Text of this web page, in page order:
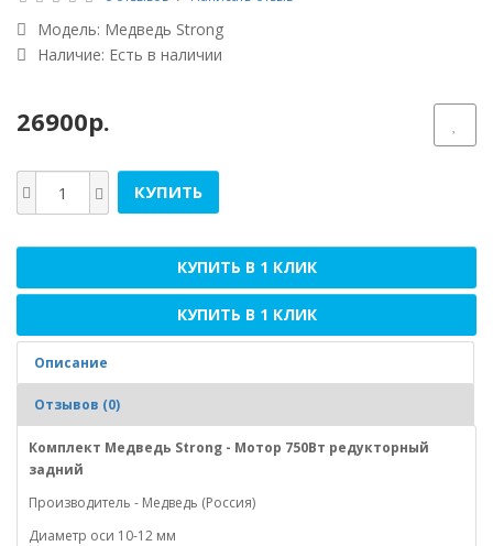
Модель: Медведь Strong
Наличие: Есть в наличии
26900р.
КУПИТЬ
КУПИТЬ В 1 КЛИК
КУПИТЬ В 1 КЛИК
Описание
Отзывов (0)
Комплект Медведь Strong - Мотор 750Вт редукторный
задний
Производитель - Медведь (Россия)
Диаметр оси 10-12 мм